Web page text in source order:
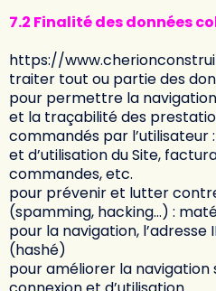
7.2 Finalité des données
https://
traiter tout ou partie des
pour permettre la
et la traçabilité des
commandés par l’utilisateur
et d’utilisation du Site,
commandes, etc.
pour prévenir et lutter
(spamming, hacking…) :
pour la navigation, l’adresse
(hashé)
pour améliorer la navigation